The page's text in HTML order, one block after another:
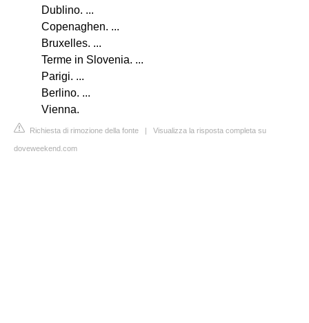
Dublino. ...
Copenaghen. ...
Bruxelles. ...
Terme in Slovenia. ...
Parigi. ...
Berlino. ...
Vienna.
Richiesta di rimozione della fonte | Visualizza la risposta completa su
doveweekend.com